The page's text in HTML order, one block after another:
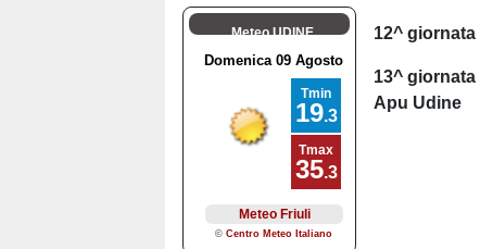
Meteo UDINE 12^ giornata
13^ giornata
Apu Udine